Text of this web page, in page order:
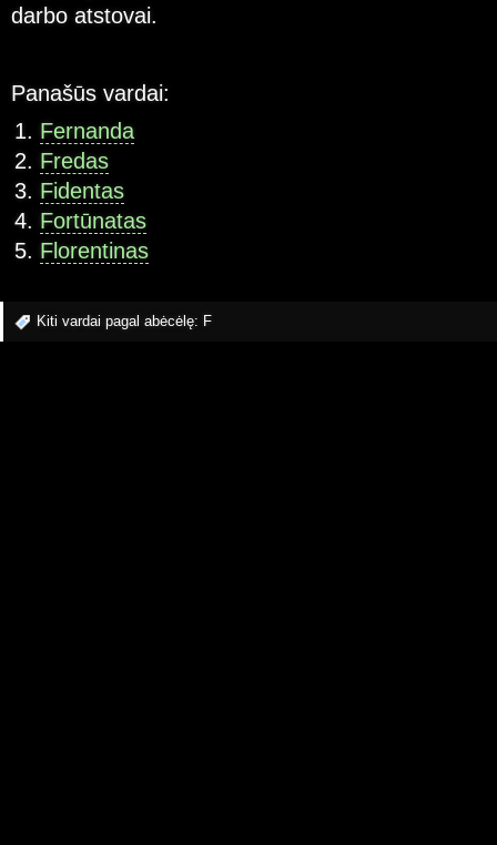
darbo atstovai.
Panašūs vardai:
Fernanda
Fredas
Fidentas
Fortūnatas
Florentinas
Kiti vardai pagal abėcėlę: F